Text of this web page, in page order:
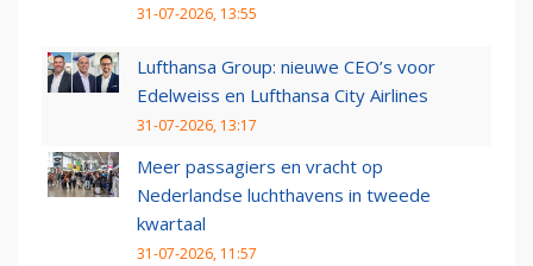
31-07-2026, 13:55
Lufthansa Group: nieuwe CEO’s voor
Edelweiss en Lufthansa City Airlines
31-07-2026, 13:17
Meer passagiers en vracht op
Nederlandse luchthavens in tweede
kwartaal
31-07-2026, 11:57